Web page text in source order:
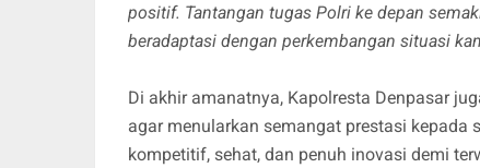
positif. Tantangan tugas Polri ke depan
beradaptasi dengan perkembangan situasi
Di akhir amanatnya, Kapolresta Denpasar
agar menularkan semangat prestasi
kompetitif, sehat, dan penuh inovasi demi